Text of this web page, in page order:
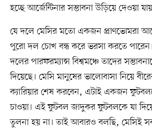
হচ্ছে আর্জেন্টিনার সম্ভাবনা উড়িয়ে দেওয়া
যে দলে মেসির মতো একজন প্রাণভোমরা
পুরো দল চোখ বন্ধ করে ভরসা করতে
দলের পারফরম্যান্স বিশ্বমঞ্চে তাদের
দিয়েছে। মেসি মানুষের ভালোবাসা নিয়ে
ক্যারিয়ার শেষ করবেন, এটাই একজন
চাওয়া। এই ফুটবল জাদুকর ফুটবলকে যা
তুলনা হয় না। তাই আবারও বলছি, মেসিই